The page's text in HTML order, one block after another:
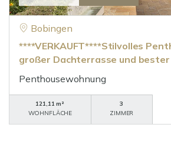
Bobingen
****VERKAUFT****Stilvolles
großer Dachterrasse und
Penthousewohnung
121,11 m²
WOHNFLÄCHE
3
ZIMMER